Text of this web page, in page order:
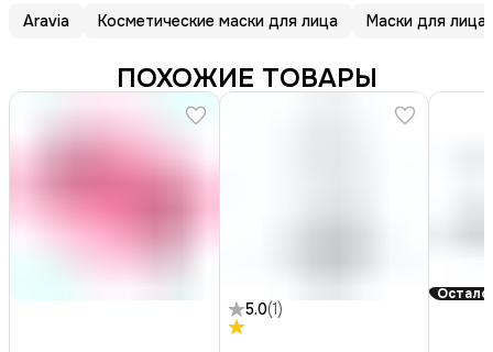
Aravia Косметические маски для лица Маски для лица
ПОХОЖИЕ ТОВАРЫ
5.0(1)